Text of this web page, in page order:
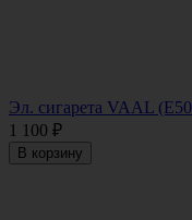
Эл. сигарета VAAL
1 100 ₽
В корзину